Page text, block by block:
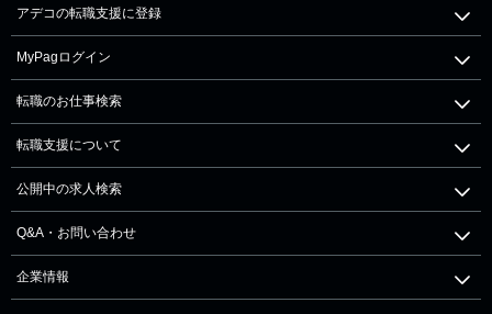
アデコの転職支援に登録
MyPagログイン
転職のお仕事検索
転職支援について
公開中の求人検索
Q&A・お問い合わせ
企業情報